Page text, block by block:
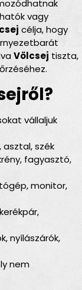
vagy
célja, hogy
Völcsej tiszta,
vállaljuk
asztal, szék
fagyasztó,
monitor,
nyílászárók,
nem